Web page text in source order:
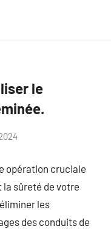
le
opération cruciale
sûreté de votre
les
des conduits de